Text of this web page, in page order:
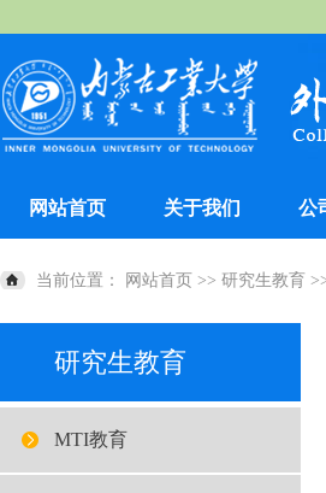
网站首页 关于我们 公
当前位置： 网站首页 >> 研究生教育
研究生教育
MTI教育